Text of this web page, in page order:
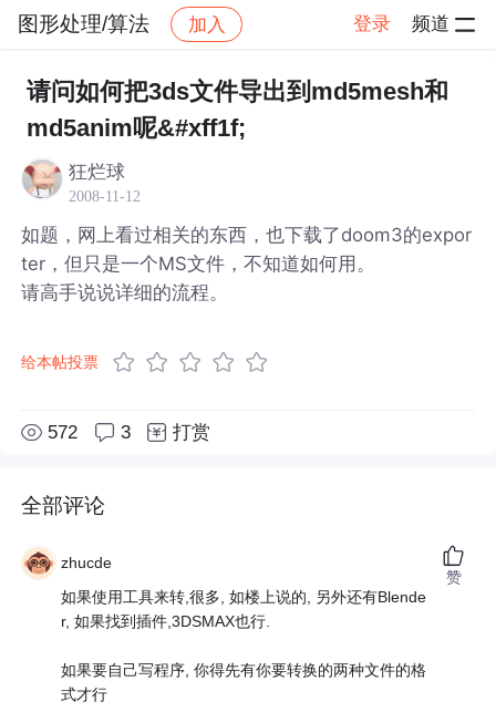
图形处理/算法 加入 登录 频道
社区 图形处理/算法 帖子详情
请问如何把3ds文件导出到md5mesh和
md5anim呢&#xff1f;
狂烂球
2008-11-12
如题，网上看过相关的东西，也下载了doom3的expor
ter，但只是一个MS文件，不知道如何用。
请高手说说详细的流程。
给本帖投票
572 3 打赏
全部评论
zhucde
如果使用工具来转,很多, 如楼上说的, 另外还有Blende
r, 如果找到插件,3DSMAX也行.
如果要自己写程序, 你得先有你要转换的两种文件的格
式才行
赞